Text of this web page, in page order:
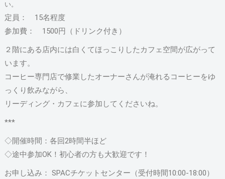
い。
定員： 15名程度
参加費： 1500円（ドリンク付き）
２階にある店内には白くてほっこりしたカフェ空間が広がって
います。
コーヒー専門店で修業したオーナーさんが淹れるコーヒーをゆ
っくり飲みながら、
リーディング・カフェに参加してくださいね。
***
◇開催時間：各回2時間半ほど
◇途中参加OK！初心者の方も大歓迎です！
お申し込み： SPACチケットセンター（受付時間10:00-18:00）